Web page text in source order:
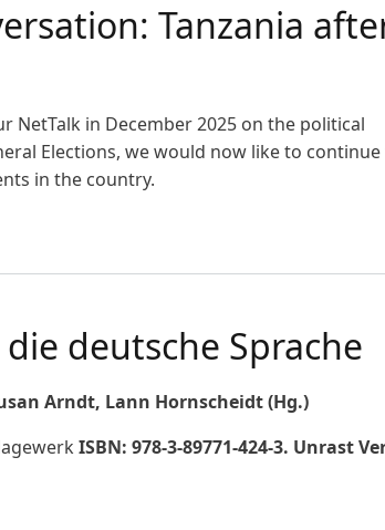
Tanzania
NetTalk in December 2025 on the political
Elections, we would now like to
in the country.
deutsche Sprache
Arndt, Lann Hornscheidt (Hg.)
ISBN: 978-3-89771-424-3. Unrast